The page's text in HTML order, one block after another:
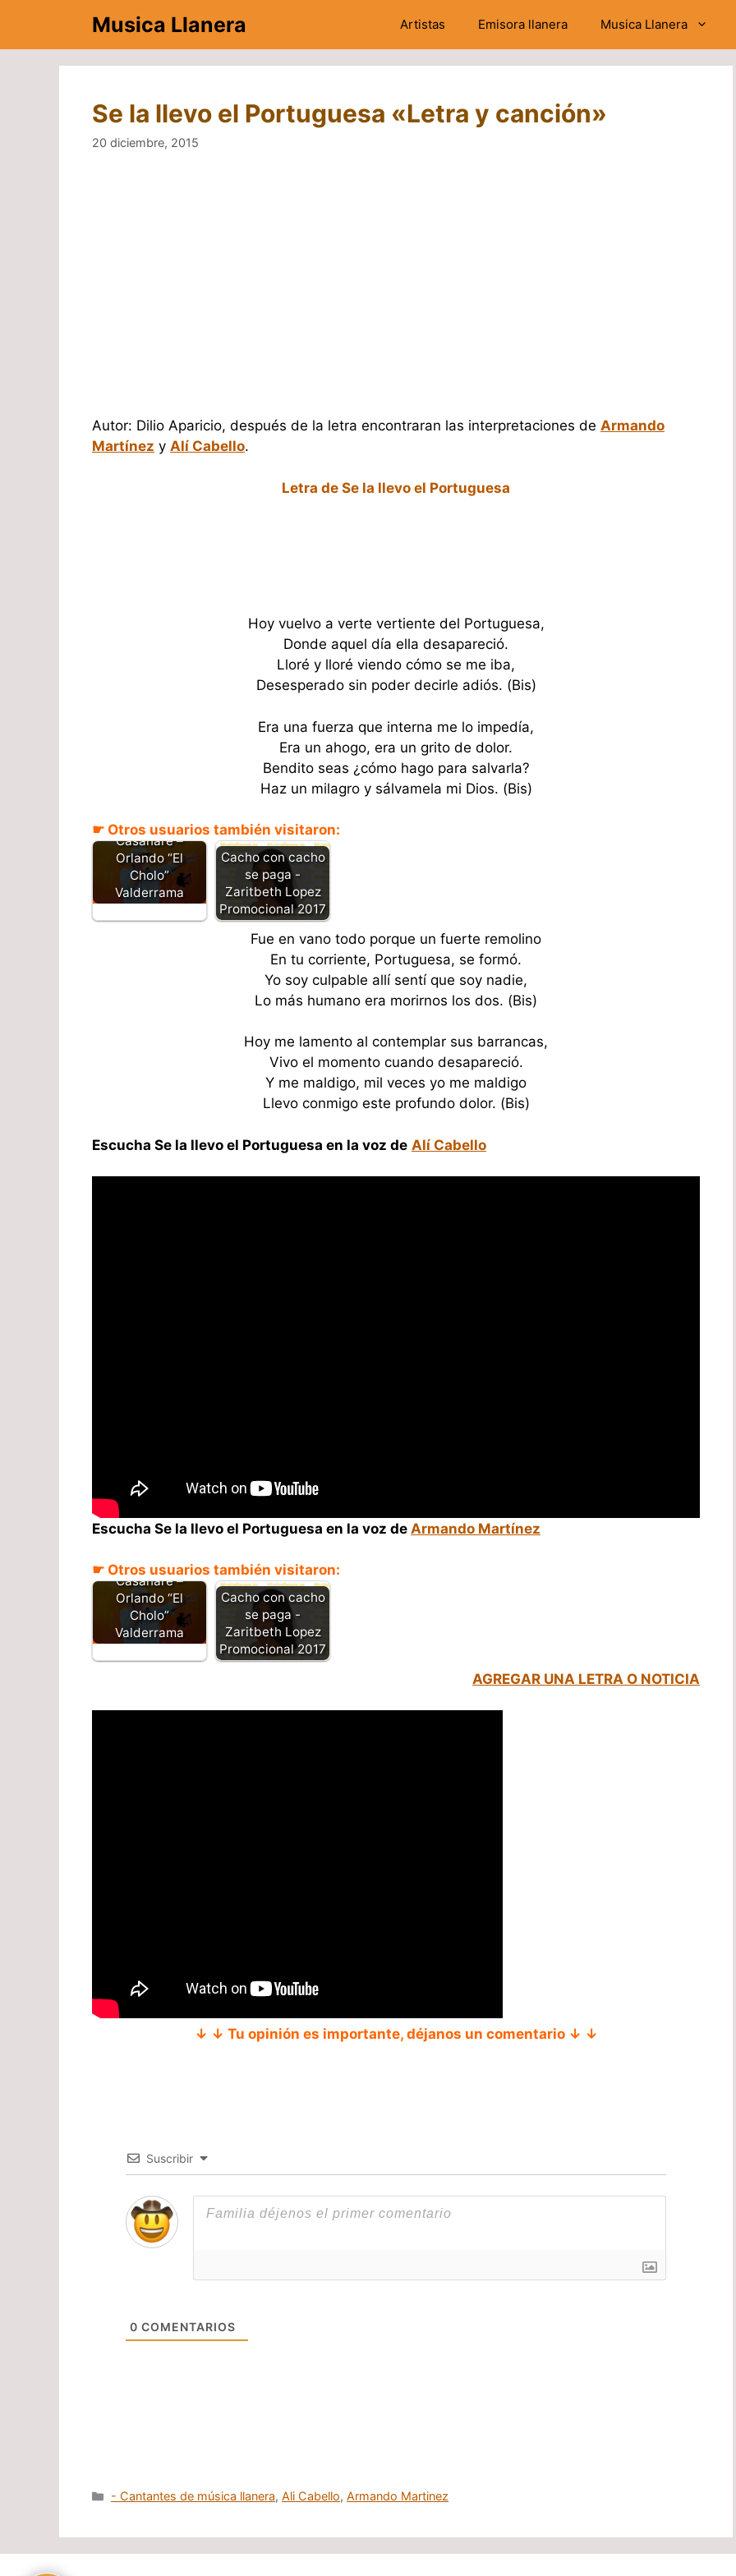
contenido
Musica Llanera Artistas Emisora llanera Musica Llanera
Se la llevo el Portuguesa «Letra y canción»
20 diciembre, 2015
Autor: Dilio Aparicio, después de la letra encontraran las interpretaciones de Armando
Martínez y Alí Cabello.
Letra de Se la llevo el Portuguesa
Hoy vuelvo a verte vertiente del Portuguesa,
Donde aquel día ella desapareció.
Lloré y lloré viendo cómo se me iba,
Desesperado sin poder decirle adiós. (Bis)
Era una fuerza que interna me lo impedía,
Era un ahogo, era un grito de dolor.
Bendito seas ¿cómo hago para salvarla?
Haz un milagro y sálvamela mi Dios. (Bis)
☛ Otros usuarios también visitaron:
Portuguesa y
Casanare –
Orlando “El
Cholo”
Valderrama
Cacho con cacho
se paga -
Zaritbeth Lopez
Promocional 2017
Fue en vano todo porque un fuerte remolino
En tu corriente, Portuguesa, se formó.
Yo soy culpable allí sentí que soy nadie,
Lo más humano era morirnos los dos. (Bis)
Hoy me lamento al contemplar sus barrancas,
Vivo el momento cuando desapareció.
Y me maldigo, mil veces yo me maldigo
Llevo conmigo este profundo dolor. (Bis)
Escucha Se la llevo el Portuguesa en la voz de Alí Cabello
Escucha Se la llevo el Portuguesa en la voz de Armando Martínez
☛ Otros usuarios también visitaron:
Portuguesa y
Casanare –
Orlando “El
Cholo”
Valderrama
Cacho con cacho
se paga -
Zaritbeth Lopez
Promocional 2017
AGREGAR UNA LETRA O NOTICIA
↓ ↓ Tu opinión es importante, déjanos un comentario ↓ ↓
Suscribir
0 COMENTARIOS
Categorías
- Cantantes de música llanera,Ali Cabello,Armando Martinez